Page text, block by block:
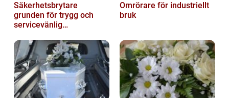
Säkerhetsbrytare
grunden för trygg och
servicevänlig
Omrörare för industriellt
bruk